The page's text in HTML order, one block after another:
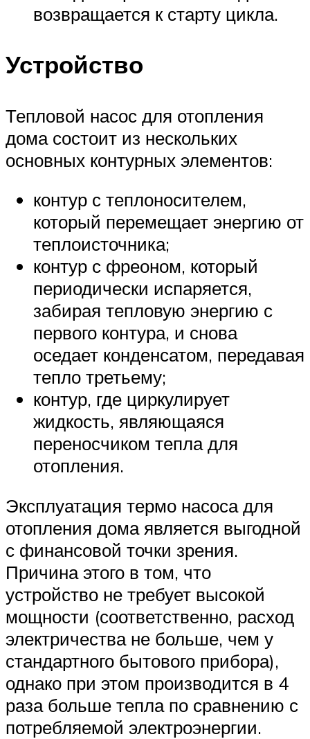
возвращается к старту цикла.
Устройство
Тепловой насос для отопления
дома состоит из нескольких
основных контурных элементов:
контур с теплоносителем,
который перемещает энергию от
теплоисточника;
контур с фреоном, который
периодически испаряется,
забирая тепловую энергию с
первого контура, и снова
оседает конденсатом, передавая
тепло третьему;
контур, где циркулирует
жидкость, являющаяся
переносчиком тепла для
отопления.
Эксплуатация термо насоса для
отопления дома является выгодной
с финансовой точки зрения.
Причина этого в том, что
устройство не требует высокой
мощности (соответственно, расход
электричества не больше, чем у
стандартного бытового прибора),
однако при этом производится в 4
раза больше тепла по сравнению с
потребляемой электроэнергии.